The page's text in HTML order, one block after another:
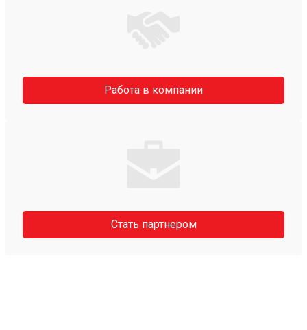
Работа в компании
Стать партнером